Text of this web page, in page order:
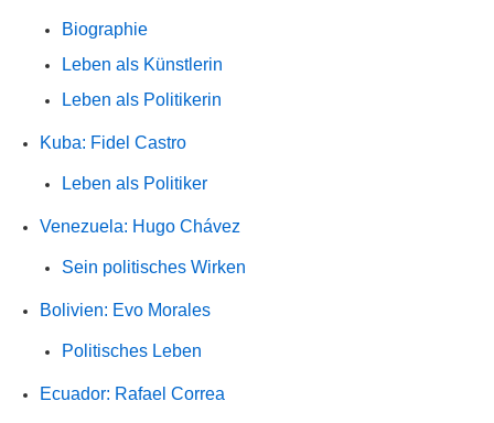
Biographie
Leben als Künstlerin
Leben als Politikerin
Kuba: Fidel Castro
Leben als Politiker
Venezuela: Hugo Chávez
Sein politisches Wirken
Bolivien: Evo Morales
Politisches Leben
Ecuador: Rafael Correa